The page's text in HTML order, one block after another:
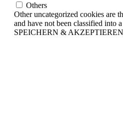
Others
Other uncategorized cookies are
and have not been classified into
SPEICHERN & AKZEPTIEREN